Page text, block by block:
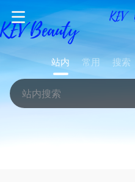
站内 常用 搜索